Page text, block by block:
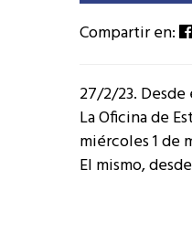
Compartir en:
27/2/23. Desde
La Oficina de
miércoles 1 de
El mismo,